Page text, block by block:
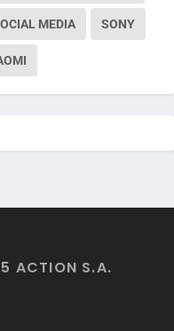
MEDIA SONY
ACTION S.A.